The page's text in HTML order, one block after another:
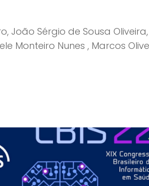
João Sérgio de Sousa
Monteiro Nunes , Marcos